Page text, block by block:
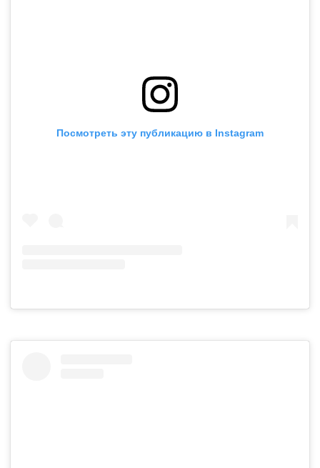
Посмотреть эту публикацию в Instagram